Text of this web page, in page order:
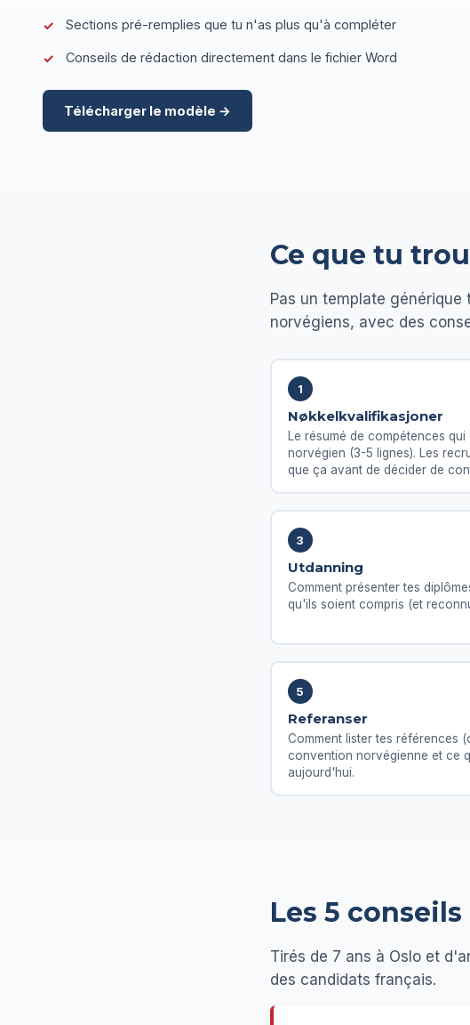
Sections pré-remplies que tu n'as plus qu'à compléter
Conseils de rédaction directement dans le fichier Word
Télécharger le modèle →
Ce que tu
Pas un template
norvégiens, avec des
1
Nøkkelkvalifikasjoner
Le résumé de compétences qui
norvégien (3-5 lignes). Les
que ça avant de décider de
3
Utdanning
Comment présenter tes
qu'ils soient compris (et
5
Referanser
Comment lister tes références
convention norvégienne et ce
aujourd'hui.
Les 5
Tirés de 7 ans à Oslo et
des candidats français.